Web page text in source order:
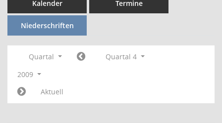
Kalender Termine
Niederschriften
Quartal
Quartal 4
2009
Aktuell